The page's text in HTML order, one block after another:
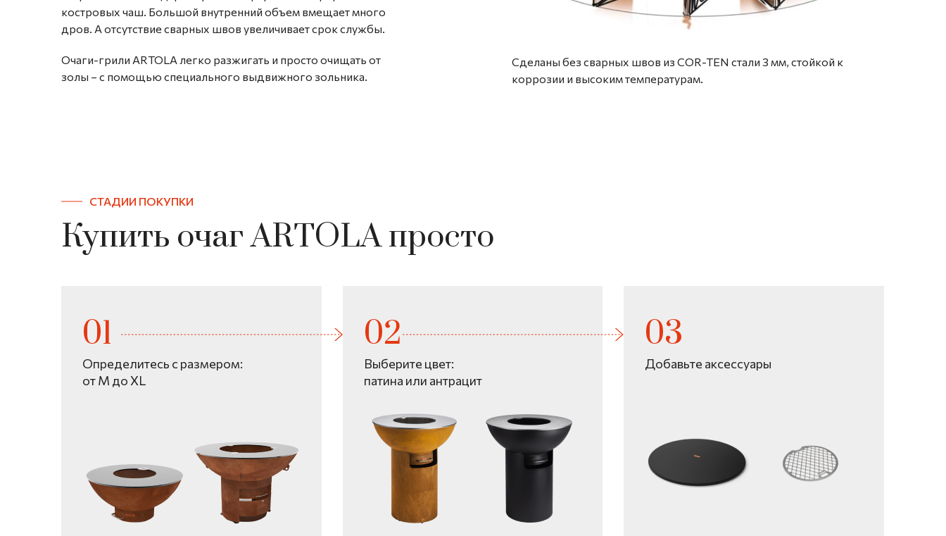
костровых чаш. Большой внутренний объем вмещает много
дров. А отсутствие сварных швов увеличивает срок службы.
Очаги-грили ARTOLA легко разжигать и просто очищать от
золы – с помощью специального выдвижного зольника.
Сделаны без сварных швов из COR-TEN стали 3 мм, стойкой к
коррозии и высоким температурам.
СТАДИИ ПОКУПКИ
Купить очаг ARTOLA просто
Определитесь с размером:
от M до XL
Выберите цвет:
патина или антрацит
Добавьте аксессуары